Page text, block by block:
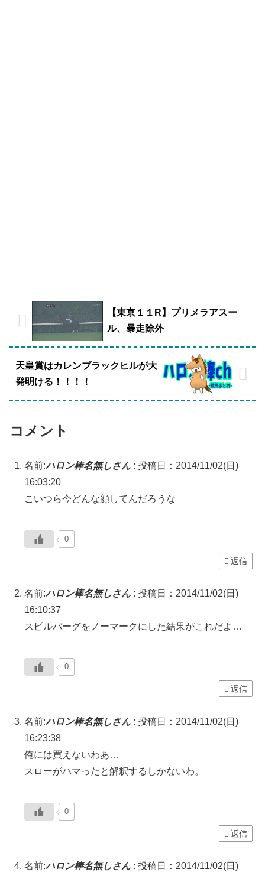
【東京１１R】プリメラアスー
ル、暴走除外
天皇賞はカレンブラックヒルが大
発明ける！！！！
コメント
名前:ハロン棒名無しさん : 投稿日：2014/11/02(日)
16:03:20
こいつら今どんな顔してんだろうな
0
返信
名前:ハロン棒名無しさん : 投稿日：2014/11/02(日)
16:10:37
スピルバーグをノーマークにした結果がこれだよ…
0
返信
名前:ハロン棒名無しさん : 投稿日：2014/11/02(日)
16:23:38
俺には買えないわあ…
スローがハマったと解釈するしかないわ。
0
返信
名前:ハロン棒名無しさん : 投稿日：2014/11/02(日)